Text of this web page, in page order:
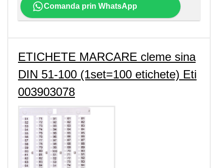
Comanda prin WhatsApp
ETICHETE MARCARE cleme sina
DIN 51-100 (1set=100 etichete) Eti
003903078